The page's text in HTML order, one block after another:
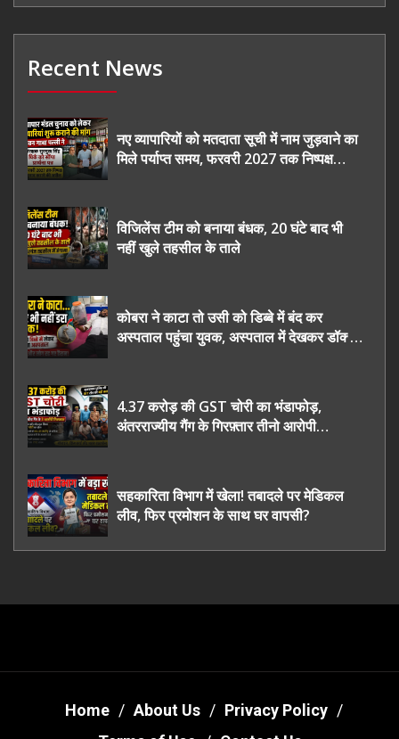
Recent News
नए व्यापारियों को मतदाता सूची में नाम जुड़वाने का
मिले पर्याप्त समय, फरवरी 2027 तक निष्पक्ष
विजिलेंस टीम को बनाया बंधक, 20 घंटे बाद भी
नहीं खुले तहसील के ताले
कोबरा ने काटा तो उसी को डिब्बे में बंद कर
अस्पताल पहुंचा युवक, अस्पताल में देखकर डॉक्टर
4.37 करोड़ की GST चोरी का भंडाफोड़,
अंतरराज्यीय गैंग के गिरफ़्तार तीनो आरोपी
सहकारिता विभाग में खेला! तबादले पर मेडिकल
लीव, फिर प्रमोशन के साथ घर वापसी?
Home About Us
Privacy Policy